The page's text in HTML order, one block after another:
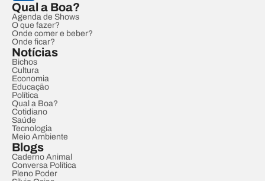
Qual a Boa?
Agenda de Shows
O que fazer?
Onde comer e beber?
Onde ficar?
Notícias
Bichos
Cultura
Economia
Educação
Política
Qual a Boa?
Cotidiano
Saúde
Tecnologia
Meio Ambiente
Blogs
Caderno Animal
Conversa Política
Pleno Poder